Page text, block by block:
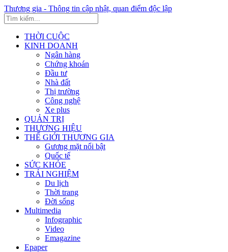
Thương gia - Thông tin cập nhật, quan điểm độc lập
THỜI CUỘC
KINH DOANH
Ngân hàng
Chứng khoán
Đầu tư
Nhà đất
Thị trường
Công nghệ
Xe plus
QUẢN TRỊ
THƯƠNG HIỆU
THẾ GIỚI THƯƠNG GIA
Gương mặt nổi bật
Quốc tế
SỨC KHỎE
TRẢI NGHIỆM
Du lịch
Thời trang
Đời sống
Multimedia
Infographic
Video
Emagazine
Epaper